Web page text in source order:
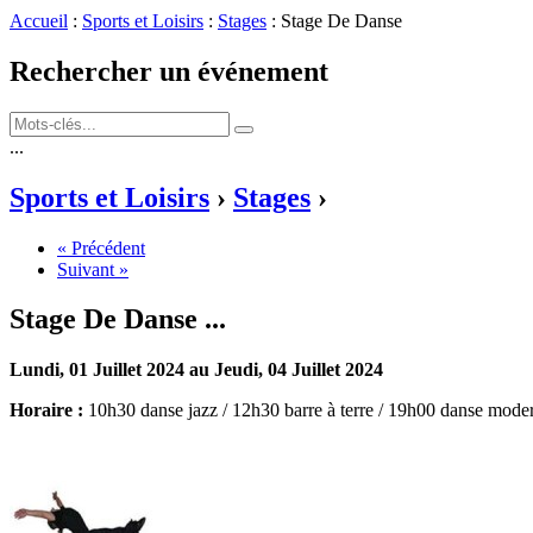
Accueil : Sports et Loisirs : Stages : Stage De Danse
Rechercher un événement
...
Sports et Loisirs › Stages ›
« Précédent
Suivant »
Stage De Danse ...
Lundi, 01 Juillet 2024 au Jeudi, 04 Juillet 2024
Horaire : 10h30 danse jazz / 12h30 barre à terre / 19h00 danse